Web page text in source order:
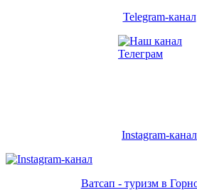
Telegram-канал
Instagram-канал
Ватсап - туризм в